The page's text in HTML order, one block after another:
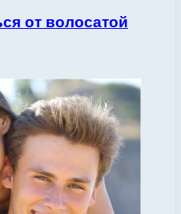
от волосатой